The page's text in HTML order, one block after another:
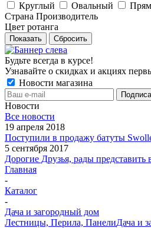
Круглый
Овальный
Страна Производитель
Цвет ротанга
Показать Сбросить
Будьте всегда в курсе!
Узнавайте о скидках и акциях
Новости магазина
Новости
Все новости
19 апреля 2018
Поступили в продажу батуты
5 сентября 2017
Дорогие Друзья, рады
Главная
-
Каталог
-
Дача и загородный дом
Лестницы, Перила, ПанелиДача и